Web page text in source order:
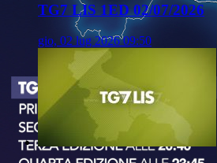
TG7 LIS 1ED 02/07/2026
gio, 02 lug 2026 09:50